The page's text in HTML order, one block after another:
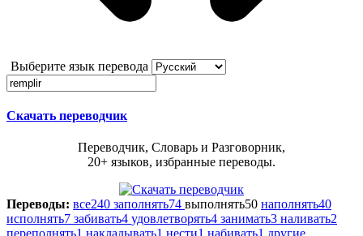
Выберите язык перевода
Скачать переводчик
Переводчик, Словарь и Разговорник,
20+ языков, избранные переводы.
Переводы: все240 заполнять74 выполнять50 наполнять40
исполнять7 забивать4 удовлетворять4 занимать3 наливать2